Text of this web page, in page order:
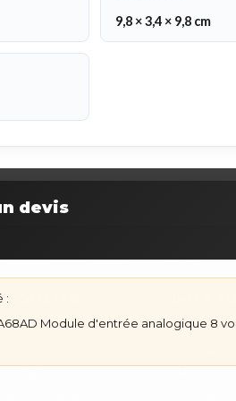
9,8 × 3,4 × 9,8 cm
devis
:
Module d'entrée analogique 8
S7
Modicon
Melsec
IHM
IHM